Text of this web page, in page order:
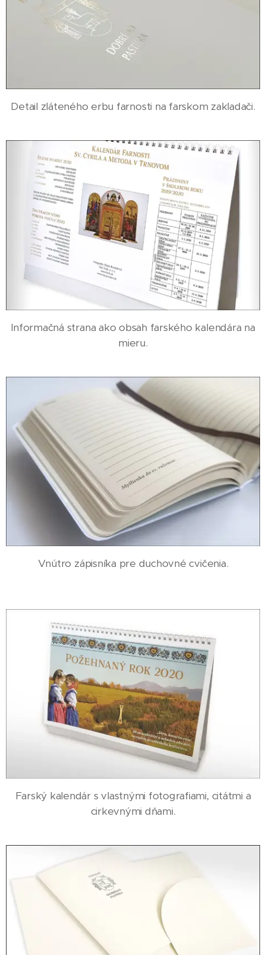
Detail zláteného erbu farnosti na farskom zakladači.
Informačná strana ako obsah farského kalendára na
mieru.
Vnútro zápisníka pre duchovné cvičenia.
Farský kalendár s vlastnými fotografiami, citátmi a
cirkevnými dňami.